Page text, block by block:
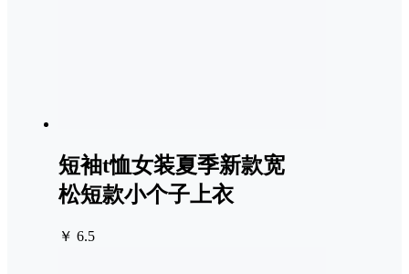
短袖t恤女装夏季新款宽
松短款小个子上衣
￥ 6.5